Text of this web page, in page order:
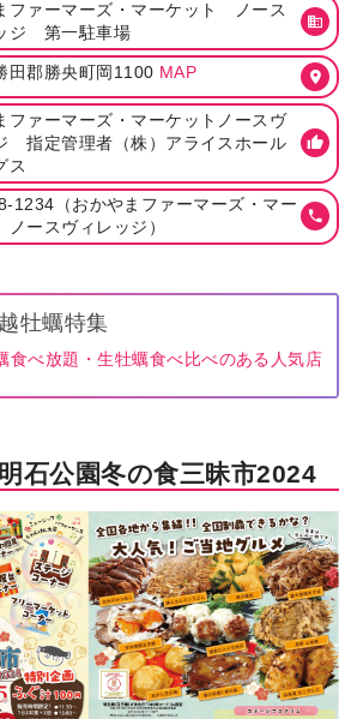
ファーマーズ・マーケット ノース
ジ 第一駐車場
田郡勝央町岡1100 MAP
ファーマーズ・マーケットノースヴ
指定管理者（株）アライスホール
ス
1234（おかやまファーマーズ・マー
ースヴィレッジ）
牡蠣特集
食べ放題・生牡蠣食べ比べのある人気店
石公園冬の食三昧市2024